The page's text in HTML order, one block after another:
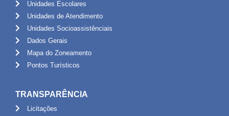
Unidades Escolares
Unidades de Atendimento
Unidades Socioassistênciais
Dados Gerais
Mapa do Zoneamento
Pontos Turísticos
TRANSPARÊNCIA
Licitações